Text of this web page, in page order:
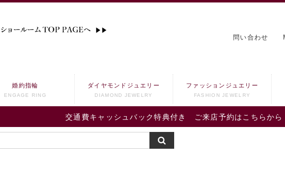
問い合わせ
交通費キャッシュバック特典付き ご来店予約はこちらから
婚約指輪
ENGAGE RING
ダイヤモンドジュエリー
DIAMOND JEWELRY
ファッションジュエリー
FASHION JEWELRY